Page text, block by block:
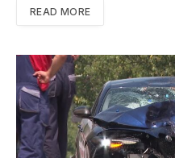
READ MORE